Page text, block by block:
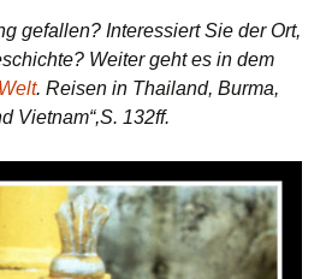
gefallen? Interessiert Sie der Ort,
Weiter geht es in dem
. Reisen in Thailand, Burma,
Vietnam“,S. 132ff.